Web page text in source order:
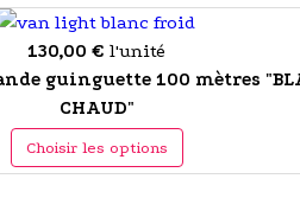
130,00 € l'unité
guinguette 100 mètres
CHAUD"
Choisir les options